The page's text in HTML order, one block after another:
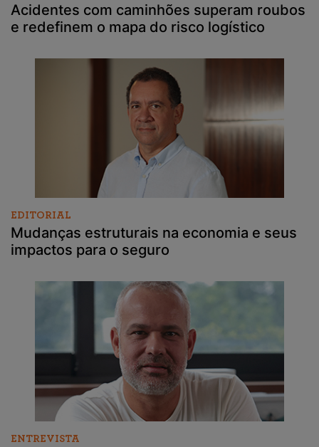
Acidentes com caminhões superam roubos
e redefinem o mapa do risco logístico
EDITORIAL
Mudanças estruturais na economia e seus
impactos para o seguro
ENTREVISTA